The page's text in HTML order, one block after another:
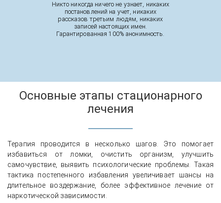
Никто никогда ничего не узнает, никаких
постановлений на учет, никаких
рассказов третьим людям, никаких
записей настоящих имен.
Гарантированная 100% анонимность.
Основные этапы стационарного
лечения
Терапия проводится в несколько шагов. Это помогает
избавиться от ломки, очистить организм, улучшить
самочувствие, выявить психологические проблемы. Такая
тактика постепенного избавления увеличивает шансы на
длительное воздержание, более эффективное лечение от
наркотической зависимости.